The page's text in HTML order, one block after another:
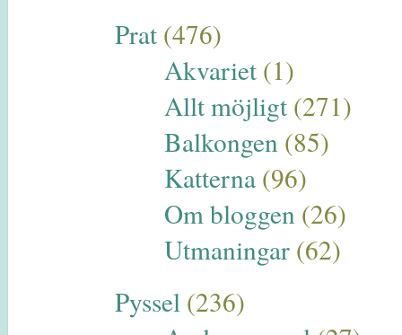
Prat(476)
Akvariet (1)
Allt möjligt (271)
Balkongen (85)
Katterna (96)
Om bloggen (26)
Utmaningar (62)
Pyssel(236)